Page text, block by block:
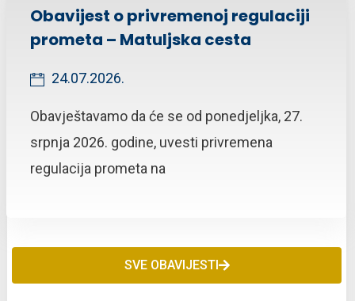
Obavijest o privremenoj regulaciji
prometa – Matuljska cesta
24.07.2026.
Obavještavamo da će se od ponedjeljka, 27.
srpnja 2026. godine, uvesti privremena
regulacija prometa na
SVE OBAVIJESTI